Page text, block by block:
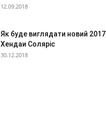
12.09.2018
Як буде виглядати новий 2017
Хендаи Соляріс
30.12.2018